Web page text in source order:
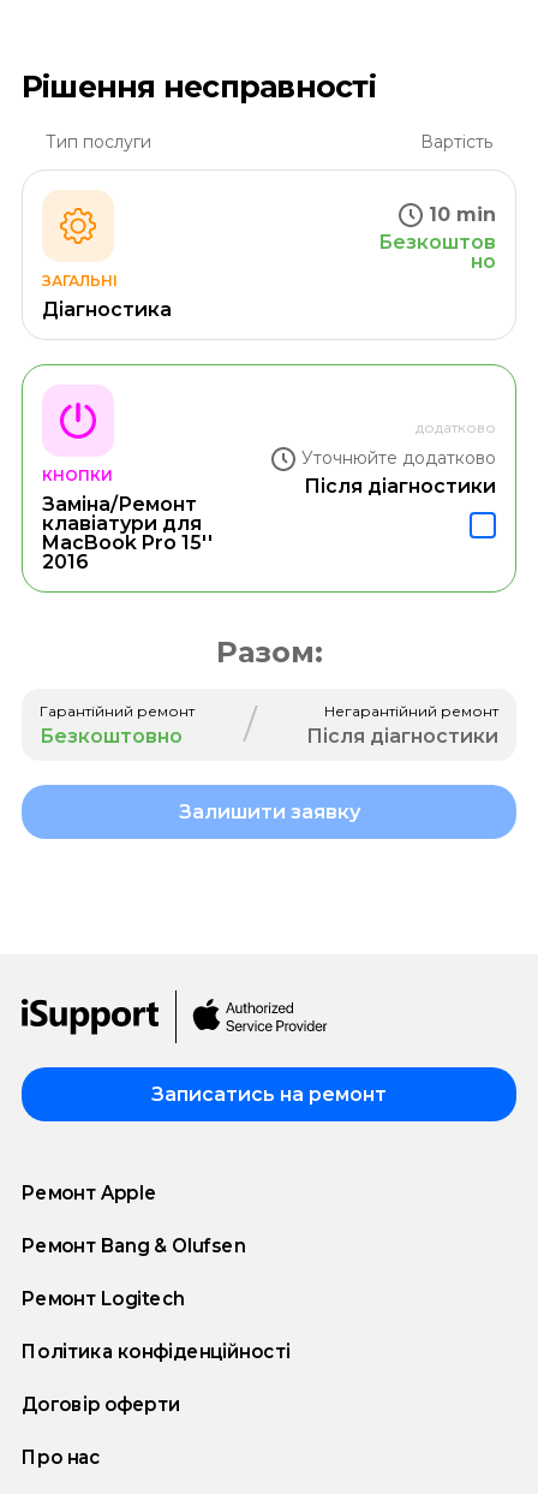
Рішення несправності
Тип послуги Вартість
ЗАГАЛЬНІ
Діагностика
10 min
Безкоштов
но
КНОПКИ
Заміна/Ремонт
клавіатури для
MacBook Pro 15''
2016
додатково
Уточнюйте додатково
Після діагностики
Разом:
Гарантійний ремонт
Безкоштовно / Негарантійний ремонт
Після діагностики
Залишити заявку
Записатись на ремонт
Ремонт Apple
Ремонт Bang & Olufsen
Ремонт Logitech
Політика конфіденційності
Договір оферти
Про нас